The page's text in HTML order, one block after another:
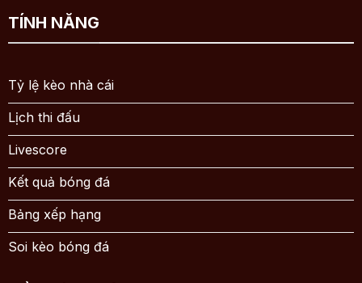
TÍNH NĂNG
Tỷ lệ kèo nhà cái
Lịch thi đấu
Livescore
Kết quả bóng đá
Bảng xếp hạng
Soi kèo bóng đá